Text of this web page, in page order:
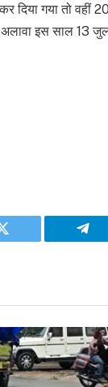
दिया गया तो वहीं
इस साल 13
Twitter